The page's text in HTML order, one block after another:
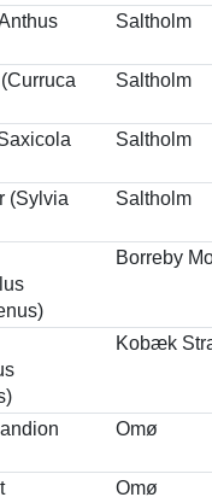
Saltholm
Saltholm
Saltholm
(Sylvia
Saltholm
Borreby
Kobæk
Omø
Omø